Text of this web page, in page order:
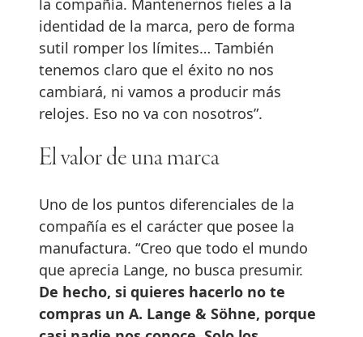
la compañía. Mantenernos fieles a la
identidad de la marca, pero de forma
sutil romper los límites… También
tenemos claro que el éxito no nos
cambiará, ni vamos a producir más
relojes. Eso no va con nosotros”.
El valor de una marca
Uno de los puntos diferenciales de la
compañía es el carácter que posee la
manufactura. “Creo que todo el mundo
que aprecia Lange, no busca presumir.
De hecho, si quieres hacerlo no te
compras un A. Lange & Söhne, porque